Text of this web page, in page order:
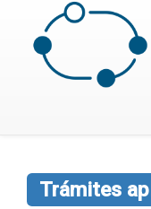
Trámites